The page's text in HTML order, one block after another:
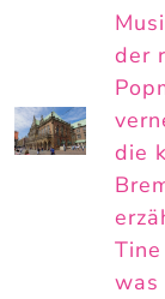
der
die
was